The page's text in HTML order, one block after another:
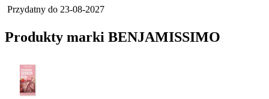
Przydatny do 23-08-2027
Produkty marki BENJAMISSIMO